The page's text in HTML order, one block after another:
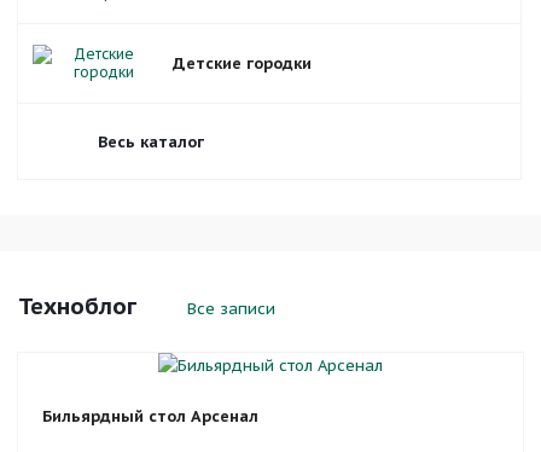
Детские городки
Весь каталог
Техноблог Все записи
Бильярдный стол Арсенал